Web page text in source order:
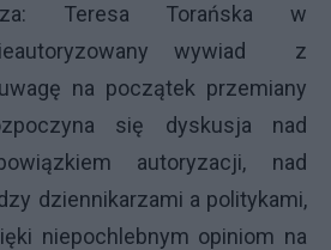
Teresa Torańska w
wywiad z
na początek przemiany
się dyskusja nad
autoryzacji, nad
dziennikarzami a politykami,
niepochlebnym opiniom na